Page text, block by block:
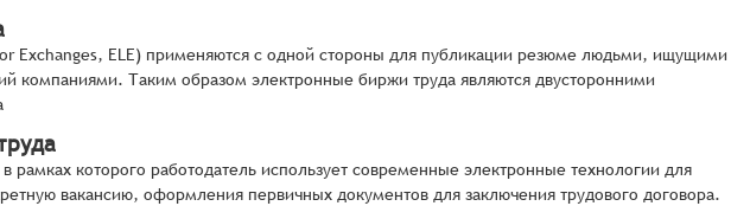
Exchanges, ELE) применяются с одной стороны для публикации резюме людьми, ищущими
компаниями. Таким образом электронные биржи труда являются двусторонними
рамках которого работодатель использует современные электронные технологии для
вакансию, оформления первичных документов для заключения трудового договора.